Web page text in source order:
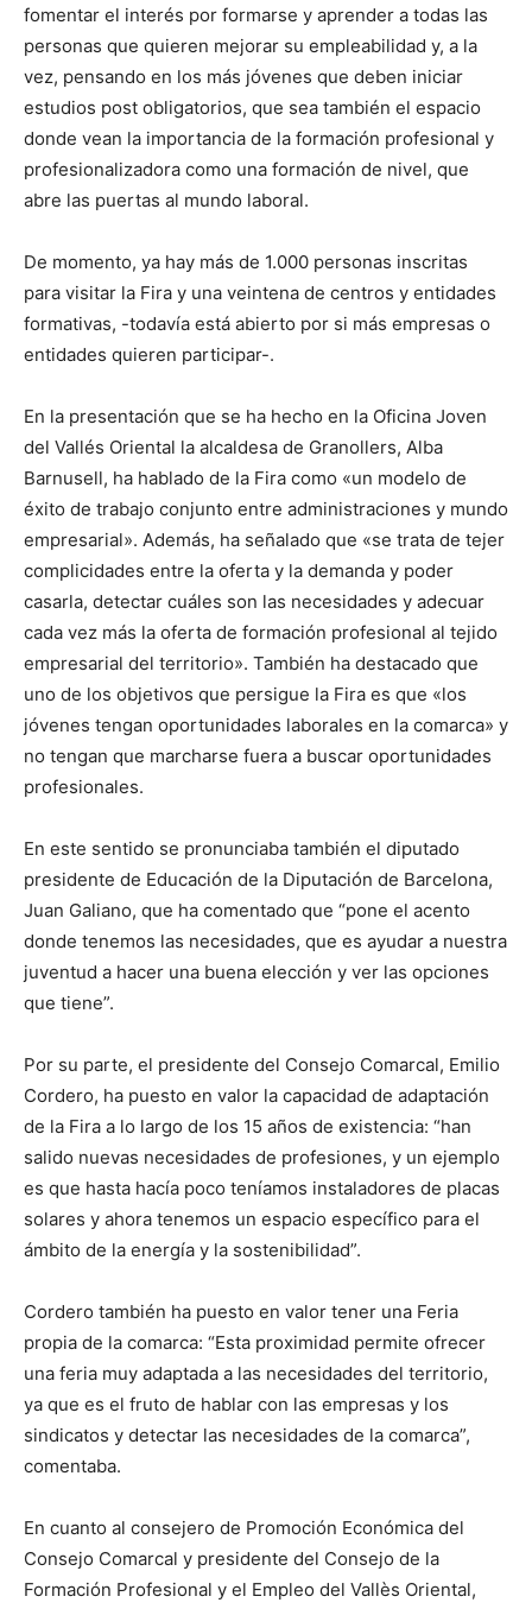
fomentar el interés por formarse y aprender a todas las
personas que quieren mejorar su empleabilidad y, a la
vez, pensando en los más jóvenes que deben iniciar
estudios post obligatorios, que sea también el espacio
donde vean la importancia de la formación profesional y
profesionalizadora como una formación de nivel, que
abre las puertas al mundo laboral.
De momento, ya hay más de 1.000 personas inscritas
para visitar la Fira y una veintena de centros y entidades
formativas, -todavía está abierto por si más empresas o
entidades quieren participar-.
En la presentación que se ha hecho en la Oficina Joven
del Vallés Oriental la alcaldesa de Granollers, Alba
Barnusell, ha hablado de la Fira como «un modelo de
éxito de trabajo conjunto entre administraciones y mundo
empresarial». Además, ha señalado que «se trata de tejer
complicidades entre la oferta y la demanda y poder
casarla, detectar cuáles son las necesidades y adecuar
cada vez más la oferta de formación profesional al tejido
empresarial del territorio». También ha destacado que
uno de los objetivos que persigue la Fira es que «los
jóvenes tengan oportunidades laborales en la comarca» y
no tengan que marcharse fuera a buscar oportunidades
profesionales.
En este sentido se pronunciaba también el diputado
presidente de Educación de la Diputación de Barcelona, ​​
Juan Galiano, que ha comentado que “pone el acento
donde tenemos las necesidades, que es ayudar a nuestra
juventud a hacer una buena elección y ver las opciones
que tiene”.
Por su parte, el presidente del Consejo Comarcal, Emilio
Cordero, ha puesto en valor la capacidad de adaptación
de la Fira a lo largo de los 15 años de existencia: “han
salido nuevas necesidades de profesiones, y un ejemplo
es que hasta hacía poco teníamos instaladores de placas
solares y ahora tenemos un espacio específico para el
ámbito de la energía y la sostenibilidad”.
Cordero también ha puesto en valor tener una Feria
propia de la comarca: “Esta proximidad permite ofrecer
una feria muy adaptada a las necesidades del territorio,
ya que es el fruto de hablar con las empresas y los
sindicatos y detectar las necesidades de la comarca”,
comentaba.
En cuanto al consejero de Promoción Económica del
Consejo Comarcal y presidente del Consejo de la
Formación Profesional y el Empleo del Vallès Oriental,